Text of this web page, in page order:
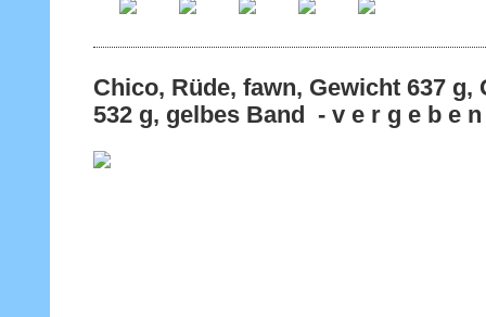
Chico, Rüde, fawn, Gewicht 637 g,
532 g, gelbes Band - v e r g e b e